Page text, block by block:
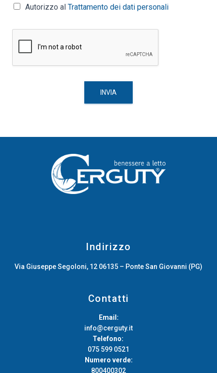
Autorizzo al Trattamento dei dati personali
INVIA
Indirizzo
Via Giuseppe Segoloni, 12 06135 – Ponte San Giovanni (PG)
Contatti
Email:
info@cerguty.it
Telefono:
075 599 0521
Numero verde:
800400302